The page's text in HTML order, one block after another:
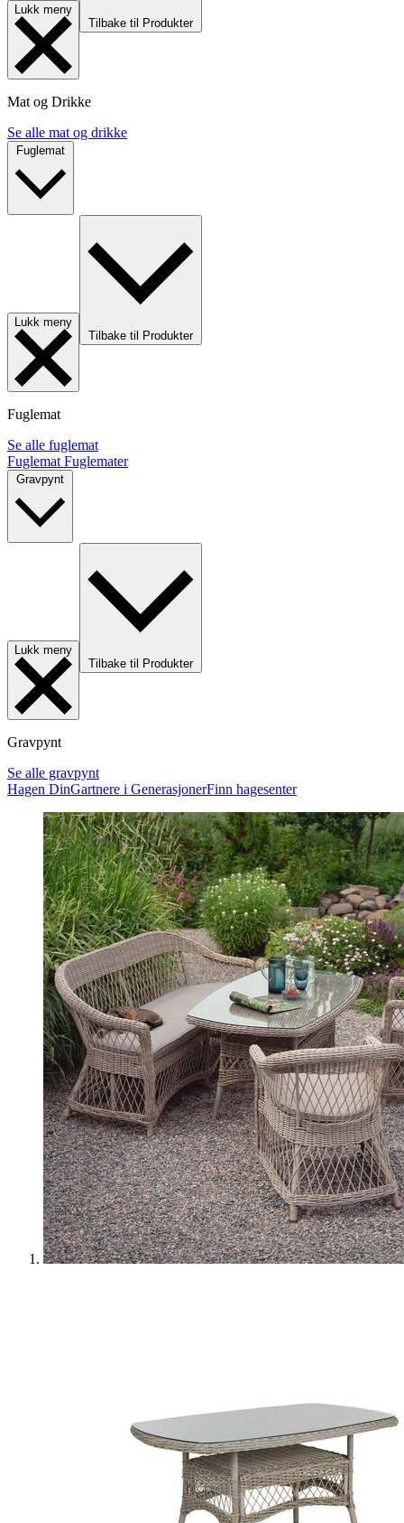
Lukk meny
Tilbake til Produkter
Mat og Drikke
Se alle mat og drikke
Lukk meny
Tilbake til Produkter
Fuglemat
Se alle fuglemat
Fuglemat Fuglemater
Lukk meny
Tilbake til Produkter
Gravpynt
Se alle gravpynt
Hagen DinGartnere i GenerasjonerFinn hagesenter